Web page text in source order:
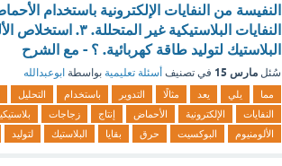
البلاستيك لتوليد طاقة كهربائية. ؟ - مع الشرح
سُئل مارس 15 في تصنيف أسئلة تعليمية بواسطة ابوعبدالله
مما يلي يعد مثالًا التدوير باستخدام التحليل
النفايات
الإلكترونية الأحماض إنتاج زجاجات
الألومنيوم
البوكسيت حرق بقايا البلاستيك لتوليد